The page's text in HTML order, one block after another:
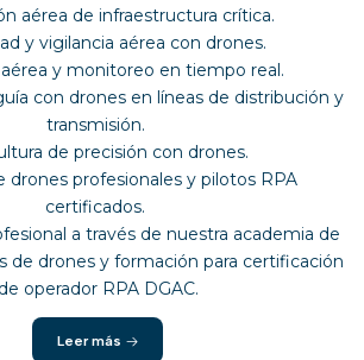
aérea de infraestructura crítica.
y vigilancia aérea con drones.
y monitoreo en tiempo real.
con drones en líneas de distribución y
transmisión.
de precisión con drones.
drones profesionales y pilotos RPA
certificados.
a través de nuestra academia de
de drones y formación para certificación
de operador RPA DGAC.
Leer más